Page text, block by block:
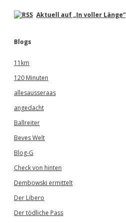
Aktuell auf „In voller Länge“
Blogs
11km
120 Minuten
allesausseraas
angedacht
Ballreiter
Beves Welt
Blog-G
Check von hinten
Dembowski ermittelt
Der Libero
Der tödliche Pass